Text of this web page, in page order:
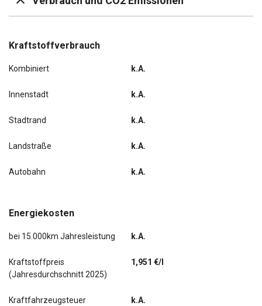
Start/Stop-Anlage
Kraftstoffverbrauch
Kombiniert k.A.
Innenstadt k.A.
Stadtrand k.A.
Landstraße k.A.
Autobahn k.A.
Energiekosten
bei 15.000km Jahresleistung k.A.
Kraftstoffpreis
(Jahresdurchschnitt 2025)
1,951 €/l
Kraftfahrzeugsteuer k.A.